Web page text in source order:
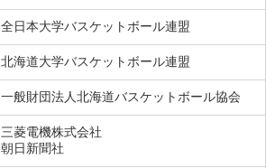
全日本大学バスケットボール連盟
北海道大学バスケットボール連盟
一般財団法人北海道バスケットボール協会
三菱電機株式会社
朝日新聞社